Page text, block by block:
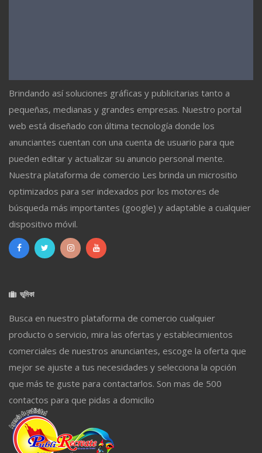
Brindando así soluciones gráficas y publicitarias tanto a
pequeñas, medianas y grandes empresas. Nuestro portal
web está diseñado con última tecnología donde los
anunciantes cuentan con una cuenta de usuario para que
pueden editar y actualizar su anuncio personal mente.
Nuestra plataforma de comercio Les brinda un micrositio
optimizados para ser indexados por los motores de
búsqueda más importantes (google) y adaptable a cualquier
dispositivo móvil.
ভূমিকা
Busca en nuestro plataforma de comercio cualquier
producto o servicio, mira las ofertas y establecimientos
comerciales de nuestros anunciantes, escoge la oferta que
mejor se ajuste a tus necesidades y selecciona la opción
que más te guste para contactarlos. Son mas de 500
contactos para que pidas a domicilio